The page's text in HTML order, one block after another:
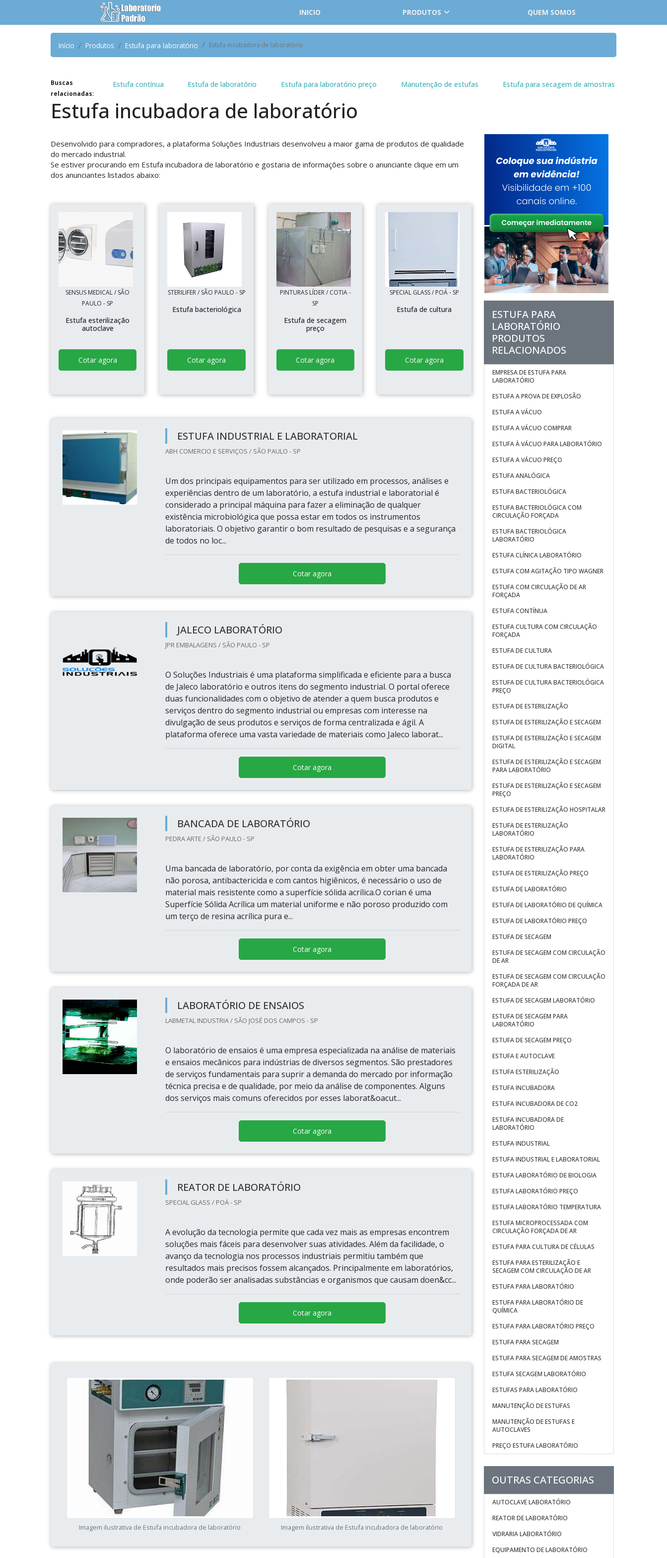
INICIO PRODUTOS QUEM SOMOS
Início Produtos Estufa para laboratório Estufa incubadora de laboratório
Buscas
relacionadas:
Estufa contínua Estufa de laboratório Estufa para laboratório preço Manutenção de estufas Estufa para secagem de amostras
Estufa incubadora de laboratório
Desenvolvido para compradores, a plataforma Soluções Industriais desenvolveu a maior gama de produtos de qualidade
do mercado industrial.
Se estiver procurando em Estufa incubadora de laboratório e gostaria de informações sobre o anunciante clique em um
dos anunciantes listados abaixo:
SENSUS MEDICAL / SÃO
PAULO - SP
Estufa esterilização
autoclave
Cotar agora
STERILIFER / SÃO PAULO - SP
Estufa bacteriológica
Cotar agora
PINTURAS LÍDER / COTIA -
SP
Estufa de secagem
preço
Cotar agora
SPECIAL GLASS / POÁ - SP
Estufa de cultura
Cotar agora
ESTUFA INDUSTRIAL E LABORATORIAL
ABH COMERCIO E SERVIÇOS / SÃO PAULO - SP
Um dos principais equipamentos para ser utilizado em processos, análises e
experiências dentro de um laboratório, a estufa industrial e laboratorial é
considerado a principal máquina para fazer a eliminação de qualquer
existência microbiológica que possa estar em todos os instrumentos
laboratoriais. O objetivo garantir o bom resultado de pesquisas e a segurança
de todos no loc...
Cotar agora
JALECO LABORATÓRIO
JPR EMBALAGENS / SÃO PAULO - SP
O Soluções Industriais é uma plataforma simplificada e eficiente para a busca
de Jaleco laboratório e outros itens do segmento industrial. O portal oferece
duas funcionalidades com o objetivo de atender a quem busca produtos e
serviços dentro do segmento industrial ou empresas com interesse na
divulgação de seus produtos e serviços de forma centralizada e ágil. A
plataforma oferece uma vasta variedade de materiais como Jaleco laborat...
Cotar agora
BANCADA DE LABORATÓRIO
PEDRA ARTE / SÃO PAULO - SP
Uma bancada de laboratório, por conta da exigência em obter uma bancada
não porosa, antibactericida e com cantos higiênicos, é necessário o uso de
material mais resistente como a superfície sólida acrílica.O corian é uma
Superfície Sólida Acrílica um material uniforme e não poroso produzido com
um terço de resina acrílica pura e...
Cotar agora
LABORATÓRIO DE ENSAIOS
LABMETAL INDUSTRIA / SÃO JOSÉ DOS CAMPOS - SP
O laboratório de ensaios é uma empresa especializada na análise de materiais
e ensaios mecânicos para indústrias de diversos segmentos. São prestadores
de serviços fundamentais para suprir a demanda do mercado por informação
técnica precisa e de qualidade, por meio da análise de componentes. Alguns
dos serviços mais comuns oferecidos por esses laborat&oacut...
Cotar agora
REATOR DE LABORATÓRIO
SPECIAL GLASS / POÁ - SP
A evolução da tecnologia permite que cada vez mais as empresas encontrem
soluções mais fáceis para desenvolver suas atividades. Além da facilidade, o
avanço da tecnologia nos processos industriais permitiu também que
resultados mais precisos fossem alcançados. Principalmente em laboratórios,
onde poderão ser analisadas substâncias e organismos que causam doen&cc...
Cotar agora
Imagem ilustrativa de Estufa incubadora de laboratório Imagem ilustrativa de Estufa incubadora de laboratório
ESTUFA PARA
LABORATÓRIO
PRODUTOS
RELACIONADOS
EMPRESA DE ESTUFA PARA
LABORATÓRIO
ESTUFA A PROVA DE EXPLOSÃO
ESTUFA A VÁCUO
ESTUFA A VÁCUO COMPRAR
ESTUFA À VÁCUO PARA LABORATÓRIO
ESTUFA A VÁCUO PREÇO
ESTUFA ANALÓGICA
ESTUFA BACTERIOLÓGICA
ESTUFA BACTERIOLÓGICA COM
CIRCULAÇÃO FORÇADA
ESTUFA BACTERIOLÓGICA
LABORATÓRIO
ESTUFA CLÍNICA LABORATÓRIO
ESTUFA COM AGITAÇÃO TIPO WAGNER
ESTUFA COM CIRCULAÇÃO DE AR
FORÇADA
ESTUFA CONTÍNUA
ESTUFA CULTURA COM CIRCULAÇÃO
FORÇADA
ESTUFA DE CULTURA
ESTUFA DE CULTURA BACTERIOLÓGICA
ESTUFA DE CULTURA BACTERIOLÓGICA
PREÇO
ESTUFA DE ESTERILIZAÇÃO
ESTUFA DE ESTERILIZAÇÃO E SECAGEM
ESTUFA DE ESTERILIZAÇÃO E SECAGEM
DIGITAL
ESTUFA DE ESTERILIZAÇÃO E SECAGEM
PARA LABORATÓRIO
ESTUFA DE ESTERILIZAÇÃO E SECAGEM
PREÇO
ESTUFA DE ESTERILIZAÇÃO HOSPITALAR
ESTUFA DE ESTERILIZAÇÃO
LABORATÓRIO
ESTUFA DE ESTERILIZAÇÃO PARA
LABORATÓRIO
ESTUFA DE ESTERILIZAÇÃO PREÇO
ESTUFA DE LABORATÓRIO
ESTUFA DE LABORATÓRIO DE QUÍMICA
ESTUFA DE LABORATÓRIO PREÇO
ESTUFA DE SECAGEM
ESTUFA DE SECAGEM COM CIRCULAÇÃO
DE AR
ESTUFA DE SECAGEM COM CIRCULAÇÃO
FORÇADA DE AR
ESTUFA DE SECAGEM LABORATÓRIO
ESTUFA DE SECAGEM PARA
LABORATÓRIO
ESTUFA DE SECAGEM PREÇO
ESTUFA E AUTOCLAVE
ESTUFA ESTERILIZAÇÃO
ESTUFA INCUBADORA
ESTUFA INCUBADORA DE CO2
ESTUFA INCUBADORA DE
LABORATÓRIO
ESTUFA INDUSTRIAL
ESTUFA INDUSTRIAL E LABORATORIAL
ESTUFA LABORATÓRIO DE BIOLOGIA
ESTUFA LABORATÓRIO PREÇO
ESTUFA LABORATÓRIO TEMPERATURA
ESTUFA MICROPROCESSADA COM
CIRCULAÇÃO FORÇADA DE AR
ESTUFA PARA CULTURA DE CÉLULAS
ESTUFA PARA ESTERILIZAÇÃO E
SECAGEM COM CIRCULAÇÃO DE AR
ESTUFA PARA LABORATÓRIO
ESTUFA PARA LABORATÓRIO DE
QUÍMICA
ESTUFA PARA LABORATÓRIO PREÇO
ESTUFA PARA SECAGEM
ESTUFA PARA SECAGEM DE AMOSTRAS
ESTUFA SECAGEM LABORATÓRIO
ESTUFAS PARA LABORATÓRIO
MANUTENÇÃO DE ESTUFAS
MANUTENÇÃO DE ESTUFAS E
AUTOCLAVES
PREÇO ESTUFA LABORATÓRIO
OUTRAS CATEGORIAS
AUTOCLAVE LABORATÓRIO
REATOR DE LABORATÓRIO
VIDRARIA LABORATÓRIO
EQUIPAMENTO DE LABORATÓRIO